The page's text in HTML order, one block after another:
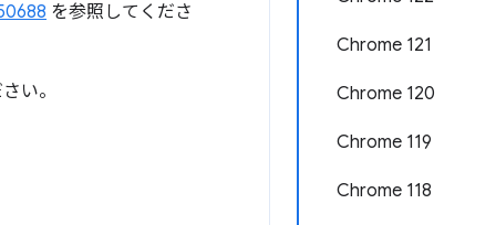
Chrome 121
Chrome 120
Chrome 119
Chrome 118
を参照してくださ
い。